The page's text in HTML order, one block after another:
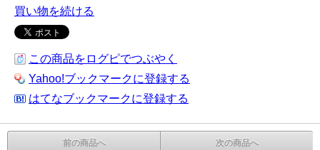
買い物を続ける
この商品をログピでつぶやく
Yahoo!ブックマークに登録する
はてなブックマークに登録する
前の商品へ 次の商品へ